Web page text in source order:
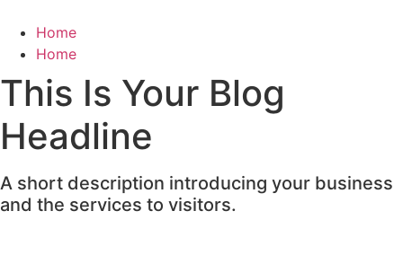
Inhalt
wechseln
Home
Home
This Is Your Blog
Headline
A short description introducing your business
and the services to visitors.